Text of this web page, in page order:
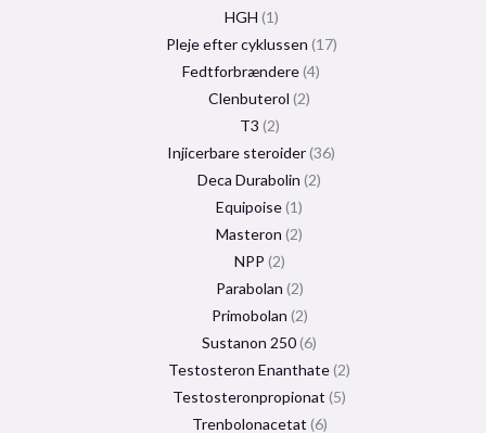
HGH 1
Pleje efter cyklussen 17
Fedtforbrændere 4
Clenbuterol 2
T3 2
Injicerbare steroider 36
Deca Durabolin 2
Equipoise 1
Masteron 2
NPP 2
Parabolan 2
Primobolan 2
Sustanon 250 6
Testosteron Enanthate 2
Testosteronpropionat 5
Trenbolonacetat 6